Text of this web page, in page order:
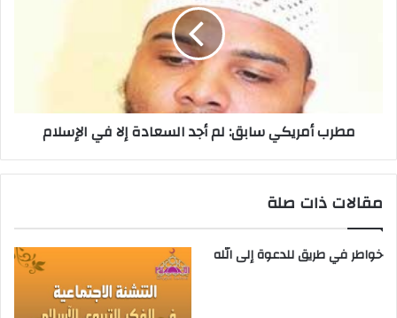
مطرب أمريكي سابق: لم أجد السعادة إلا في الإسلام
مقالات ذات صلة
خواطر في طريق للدعوة إلى الله